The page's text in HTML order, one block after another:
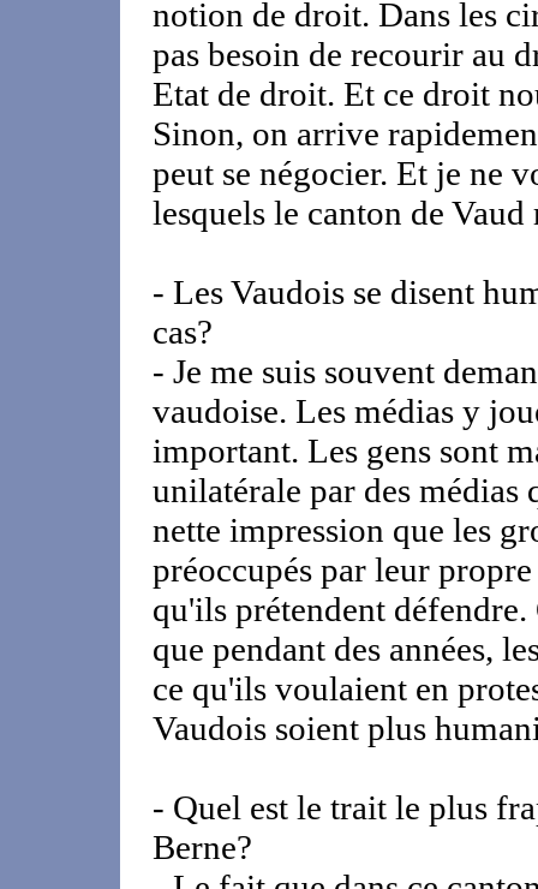
notion de droit. Dans les
pas besoin de recourir au
Etat de droit. Et ce droit
Sinon, on arrive
peut se négocier. Et je ne
lesquels le canton de
- Les Vaudois se disent
cas?
- Je me suis souvent
vaudoise. Les médias y
important. Les gens sont
unilatérale par des
nette impression que les
préoccupés par leur
qu'ils prétendent
que pendant des années,
ce qu'ils voulaient en
Vaudois soient plus
- Quel est le trait le plus
Berne?